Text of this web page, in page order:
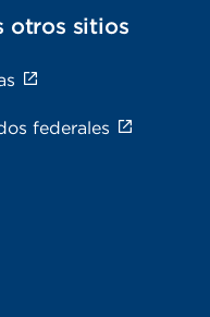
otros sitios
federales